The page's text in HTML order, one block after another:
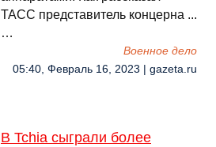
ТАСС представитель концерна ...
…
Военное дело
05:40, Февраль 16, 2023 | gazeta.ru
В Tchia сыграли более